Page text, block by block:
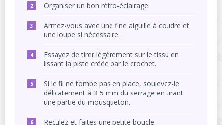
Organiser un bon rétro-éclairage.
Armez-vous avec une fine aiguille à coudre et
une loupe si nécessaire.
Essayez de tirer légèrement sur le tissu en
lissant la piste créée par le crochet.
Si le fil ne tombe pas en place, soulevez-le
délicatement à 3-5 mm du serrage en tirant
une partie du mousqueton.
Reculez et faites une petite boucle.